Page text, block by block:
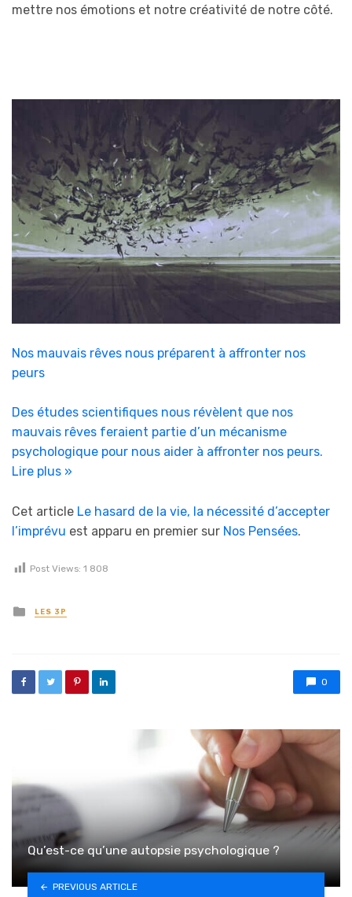
mettre nos émotions et notre créativité de notre côté.
Nos mauvais rêves nous préparent à affronter nos
peurs
Des études scientifiques nous révèlent que nos
mauvais rêves feraient partie d’un mécanisme
psychologique pour nous aider à affronter nos peurs.
Lire plus »
Cet article Le hasard de la vie, la nécessité d’accepter
l’imprévu est apparu en premier sur Nos Pensées.
Post Views: 1 808
Posted in
LES 3P
0
Qu’est-ce qu’une autopsie psychologique ?
PREVIOUS ARTICLE